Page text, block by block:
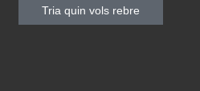
Tria quin vols rebre